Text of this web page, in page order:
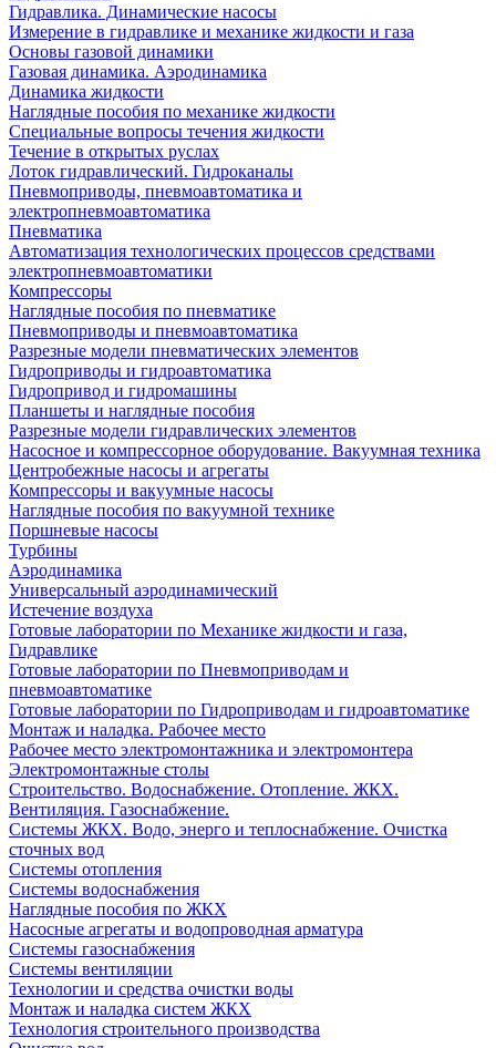
Гидравлика. Динамические насосы
Измерение в гидравлике и механике жидкости и газа
Основы газовой динамики
Газовая динамика. Аэродинамика
Динамика жидкости
Наглядные пособия по механике жидкости
Специальные вопросы течения жидкости
Течение в открытых руслах
Лоток гидравлический. Гидроканалы
Пневмоприводы, пневмоавтоматика и
электропневмоавтоматика
Пневматика
Автоматизация технологических процессов средствами
электропневмоавтоматики
Компрессоры
Наглядные пособия по пневматике
Пневмоприводы и пневмоавтоматика
Разрезные модели пневматических элементов
Гидроприводы и гидроавтоматика
Гидропривод и гидромашины
Планшеты и наглядные пособия
Разрезные модели гидравлических элементов
Насосное и компрессорное оборудование. Вакуумная техника
Центробежные насосы и агрегаты
Компрессоры и вакуумные насосы
Наглядные пособия по вакуумной технике
Поршневые насосы
Турбины
Аэродинамика
Универсальный аэродинамический
Истечение воздуха
Готовые лаборатории по Механике жидкости и газа,
Гидравлике
Готовые лаборатории по Пневмоприводам и
пневмоавтоматике
Готовые лаборатории по Гидроприводам и гидроавтоматике
Монтаж и наладка. Рабочее место
Рабочее место электромонтажника и электромонтера
Электромонтажные столы
Строительство. Водоснабжение. Отопление. ЖКХ.
Вентиляция. Газоснабжение.
Системы ЖКХ. Водо, энерго и теплоснабжение. Очистка
сточных вод
Системы отопления
Системы водоснабжения
Наглядные пособия по ЖКХ
Насосные агрегаты и водопроводная арматура
Системы газоснабжения
Системы вентиляции
Технологии и средства очистки воды
Монтаж и наладка систем ЖКХ
Технология строительного производства